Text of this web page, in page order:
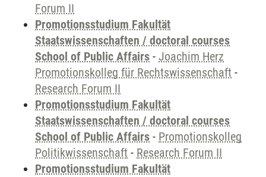
Forum II
Promotionsstudium Fakultät
Staatswissenschaften / doctoral courses
School of Public Affairs - Joachim Herz
Promotionskolleg für Rechtswissenschaft -
Research Forum II
Promotionsstudium Fakultät
Staatswissenschaften / doctoral courses
School of Public Affairs - Promotionskolleg
Politikwissenschaft - Research Forum II
Promotionsstudium Fakultät